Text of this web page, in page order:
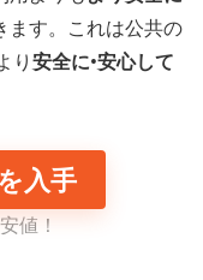
ます。これは公共の
り 安全に•安心して
入手
値！